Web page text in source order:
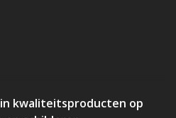
kwaliteitsproducten op